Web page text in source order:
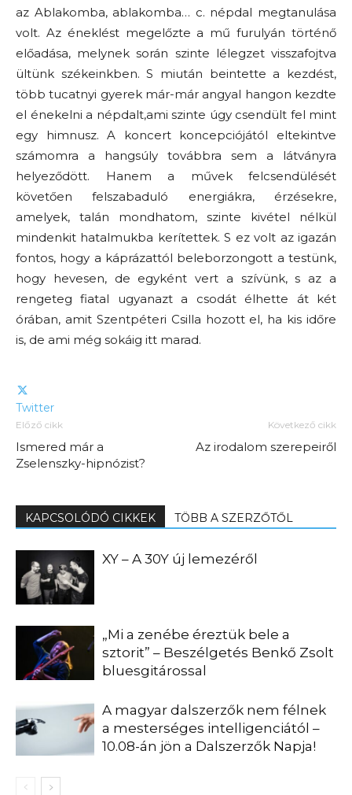
az Ablakomba, ablakomba… c. népdal megtanulása
volt. Az éneklést megelőzte a mű furulyán történő
előadása, melynek során szinte lélegzet visszafojtva
ültünk székeinkben. S miután beintette a kezdést,
több tucatnyi gyerek már-már angyal hangon kezdte
el énekelni a népdalt,ami szinte úgy csendült fel mint
egy himnusz. A koncert koncepciójától eltekintve
számomra a hangsúly továbbra sem a látványra
helyeződött. Hanem a művek felcsendülését
követően felszabaduló energiákra, érzésekre,
amelyek, talán mondhatom, szinte kivétel nélkül
mindenkit hatalmukba kerítettek. S ez volt az igazán
fontos, hogy a káprázattól beleborzongott a testünk,
hogy hevesen, de egyként vert a szívünk, s az a
rengeteg fiatal ugyanazt a csodát élhette át két
órában, amit Szentpéteri Csilla hozott el, ha kis időre
is, de ami még sokáig itt marad.
Twitter
Előző cikk
Ismered már a
Zselenszky-hipnózist?
Következő cikk
Az irodalom szerepeiről
KAPCSOLÓDÓ CIKKEK TÖBB A SZERZŐTŐL
XY – A 30Y új lemezéről
„Mi a zenébe éreztük bele a
sztorit” – Beszélgetés Benkő Zsolt
bluesgitárossal
A magyar dalszerzők nem félnek
a mesterséges intelligenciától –
10.08-án jön a Dalszerzők Napja!